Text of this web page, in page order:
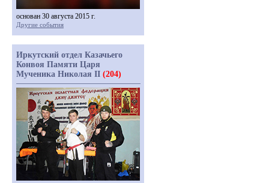
основан 30 августа 2015 г.
Другие события
Иркутский отдел Казачьего
Конвоя Памяти Царя
Мученика Николая II (204)